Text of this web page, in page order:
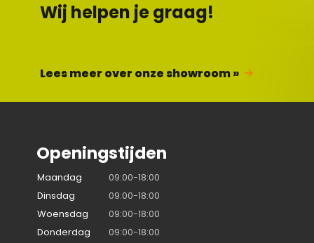
Wij helpen je graag!
Lees meer over onze showroom »
Openingstijden
Maandag
09:00-18:00
Dinsdag
09:00-18:00
Woensdag
09:00-18:00
Donderdag
09:00-18:00